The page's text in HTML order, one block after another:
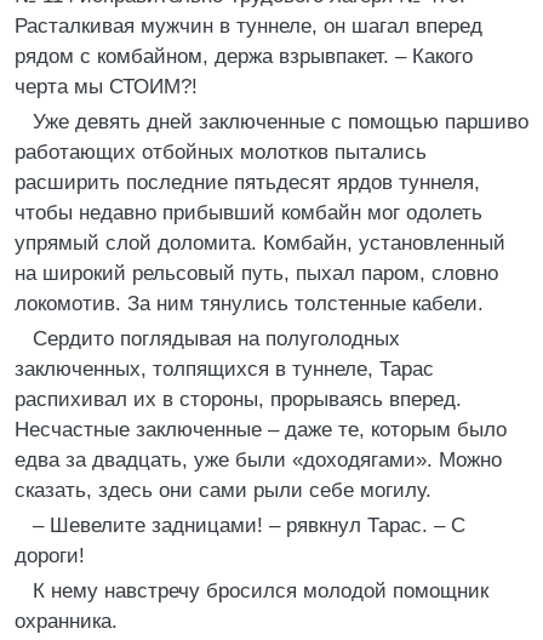
Расталкивая мужчин в туннеле, он шагал вперед
рядом с комбайном, держа взрывпакет. – Какого
черта мы СТОИМ?!
Уже девять дней заключенные с помощью паршиво
работающих отбойных молотков пытались
расширить последние пятьдесят ярдов туннеля,
чтобы недавно прибывший комбайн мог одолеть
упрямый слой доломита. Комбайн, установленный
на широкий рельсовый путь, пыхал паром, словно
локомотив. За ним тянулись толстенные кабели.
Сердито поглядывая на полуголодных
заключенных, толпящихся в туннеле, Тарас
распихивал их в стороны, прорываясь вперед.
Несчастные заключенные – даже те, которым было
едва за двадцать, уже были «доходягами». Можно
сказать, здесь они сами рыли себе могилу.
– Шевелите задницами! – рявкнул Тарас. – С
дороги!
К нему навстречу бросился молодой помощник
охранника.